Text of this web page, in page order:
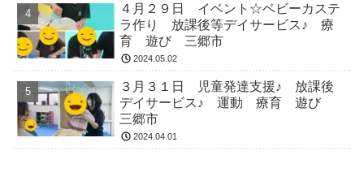
４月２９日 イベント☆ベビーカステ
ラ作り 放課後等デイサービス♪ 療
育 遊び 三郷市
2024.05.02
３月３１日 児童発達支援♪ 放課後
デイサービス♪ 運動 療育 遊び
三郷市
2024.04.01